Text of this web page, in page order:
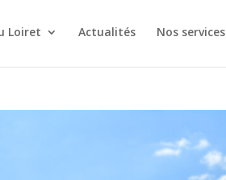
Loiret Actualités Nos services